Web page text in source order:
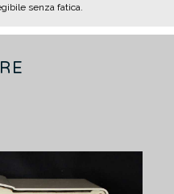
senza fatica.